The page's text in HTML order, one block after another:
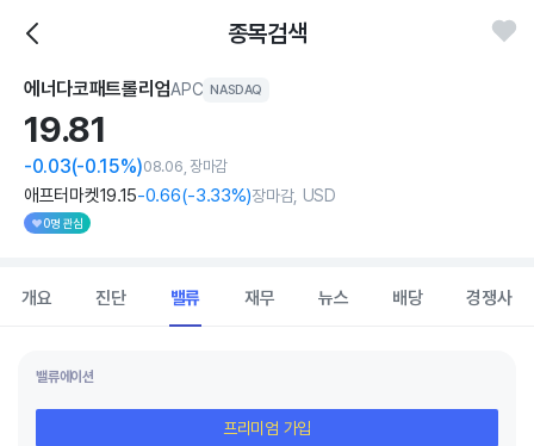
종목검색
에너다코패트롤리엄APC NASDAQ
19.81
-0.03(-0.15%)08.06, 장마감
애프터마켓19.15-0.66(-3.33%)장마감, USD
0명 관심
개요 진단 밸류 재무 뉴스 배당 경쟁사
밸류에이션
프리미엄 가입